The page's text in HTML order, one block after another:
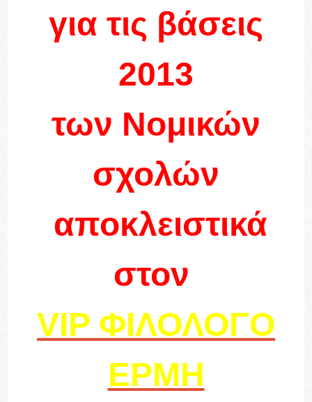
για τις βάσεις
2013
των Νομικών
σχολών
αποκλειστικά
στον
VIP ΦΙΛΟΛΟΓΟ
ΕΡΜΗ